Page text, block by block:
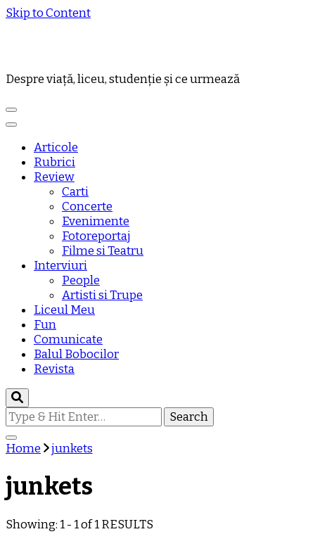
Skip to Content
Despre viață, liceu, studenție și ce urmează
Articole
Rubrici
Review
Carti
Concerte
Evenimente
Fotoreportaj
Filme si Teatru
Interviuri
People
Artisti si Trupe
Liceul Meu
Fun
Comunicate
Balul Bobocilor
Revista
Looking
for
Something?
Home junkets
junkets
Showing: 1 - 1 of 1 RESULTS